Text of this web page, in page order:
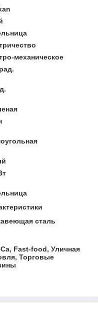
механическое
сталь
Fast-food, Уличная
Торговые